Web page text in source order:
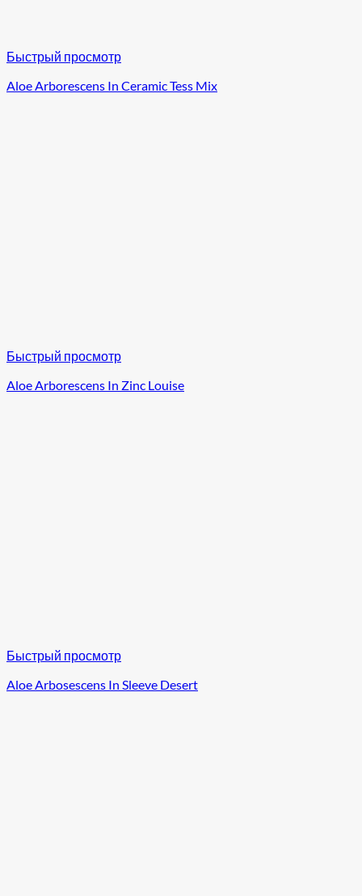
Быстрый просмотр
Aloe Arborescens In Ceramic Tess Mix
Быстрый просмотр
Aloe Arborescens In Zinc Louise
Быстрый просмотр
Aloe Arbosescens In Sleeve Desert